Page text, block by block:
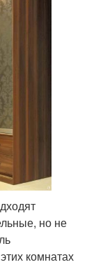
но не
комнатах